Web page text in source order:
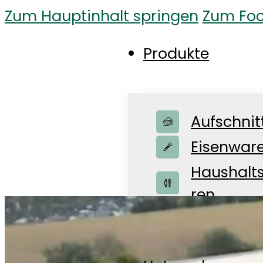
Zum Hauptinhalt springen Zum
Produkte
ren
Textilien